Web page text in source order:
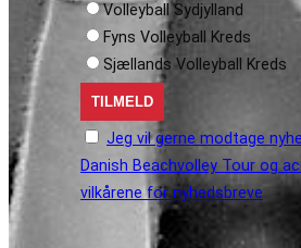
Volleyball Sydjylland
Fyns Volleyball Kreds
Sjællands Volleyball Kreds
Jeg vil gerne modtage
Danish Beachvolley Tour og
vilkårene for nyhedsbreve